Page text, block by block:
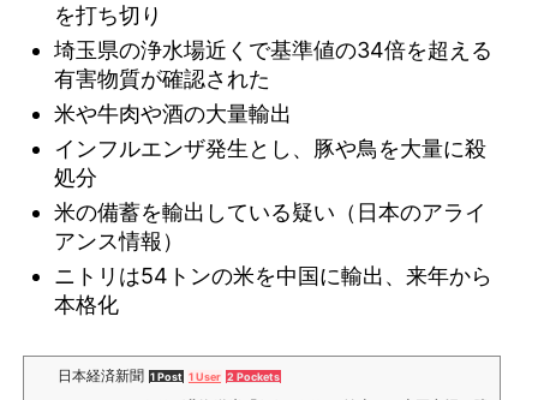
を打ち切り
埼玉県の浄水場近くで基準値の34倍を超える
有害物質が確認された
米や牛肉や酒の大量輸出
インフルエンザ発生とし、豚や鳥を大量に殺
処分
米の備蓄を輸出している疑い（日本のアライ
アンス情報）
ニトリは54トンの米を中国に輸出、来年から
本格化
日本経済新聞 1 Post 1 User 2 Pockets